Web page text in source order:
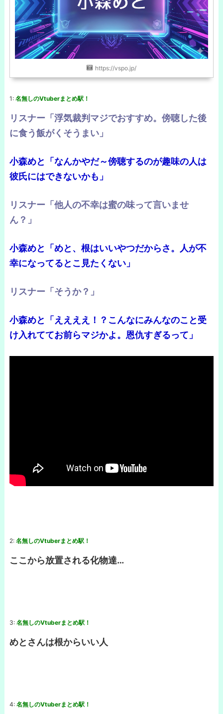
https://vspo.jp/
1: 名無しのVtuberまとめ駅！
リスナー「浮気裁判マジでおすすめ。傍聴した後
に食う飯がくそうまい」
小森めと「なんかやだ～傍聴するのが趣味の人は
彼氏にはできないかも」
リスナー「他人の不幸は蜜の味って言いませ
ん？」
小森めと「めと、根はいいやつだからさ。人が不
幸になってるとこ見たくない」
リスナー「そうか？」
小森めと「ええええ！？こんなにみんなのこと受
け入れててお前らマジかよ。恩仇すぎるって」
2: 名無しのVtuberまとめ駅！
ここから放置される化物達…
3: 名無しのVtuberまとめ駅！
めとさんは根からいい人
4: 名無しのVtuberまとめ駅！